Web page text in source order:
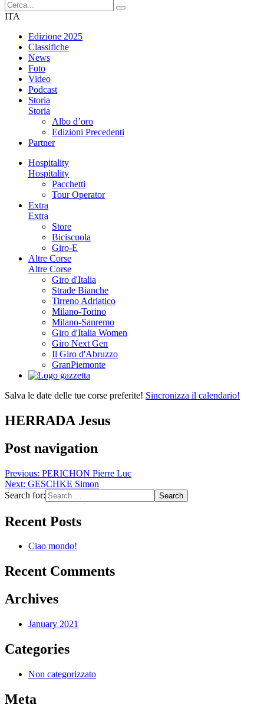
ITA
Edizione 2025
Classifiche
News
Foto
Video
Podcast
Storia
Storia
Albo d’oro
Edizioni Precedenti
Partner
Hospitality
Hospitality
Pacchetti
Tour Operator
Extra
Extra
Store
Biciscuola
Giro-E
Altre Corse
Altre Corse
Giro d'Italia
Strade Bianche
Tirreno Adriatico
Milano-Torino
Milano-Sanremo
Giro d'Italia Women
Giro Next Gen
Il Giro d'Abruzzo
GranPiemonte
Salva le date delle tue corse preferite! Sincronizza il calendario!
HERRADA Jesus
Post navigation
Previous: PERICHON Pierre Luc
Next: GESCHKE Simon
Search for:
Recent Posts
Ciao mondo!
Recent Comments
Archives
January 2021
Categories
Non categorizzato
Meta